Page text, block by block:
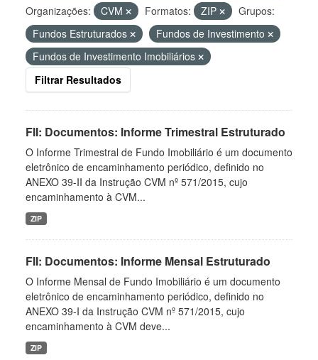
Organizações:
CVM Formatos: ZIP
Grupos:
Fundos Estruturados
Fundos de Investimento
Fundos de Investimento Imobiliários
Filtrar Resultados
FII: Documentos: Informe Trimestral Estruturado
O Informe Trimestral de Fundo Imobiliário é um documento
eletrônico de encaminhamento periódico, definido no
ANEXO 39-II da Instrução CVM nº 571/2015, cujo
encaminhamento à CVM...
ZIP
FII: Documentos: Informe Mensal Estruturado
O Informe Mensal de Fundo Imobiliário é um documento
eletrônico de encaminhamento periódico, definido no
ANEXO 39-I da Instrução CVM nº 571/2015, cujo
encaminhamento à CVM deve...
ZIP